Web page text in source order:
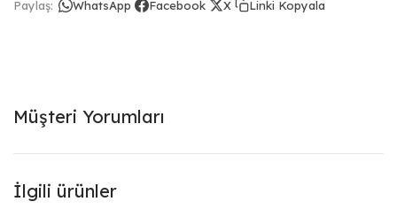
Paylaş: WhatsApp Facebook X Linki Kopyala
Müşteri Yorumları
İlgili ürünler